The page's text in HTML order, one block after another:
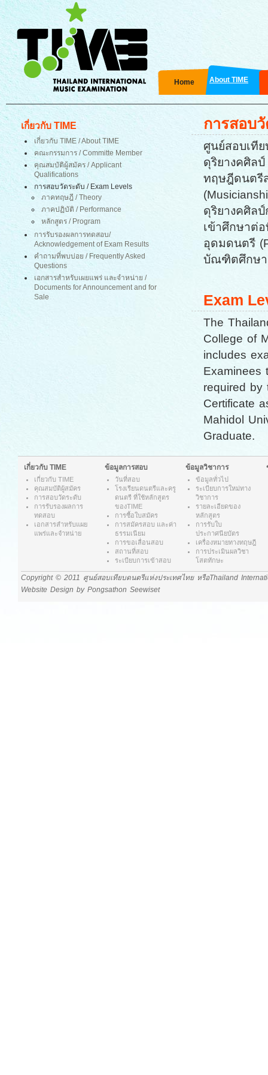
Home
About TIME
เกี่ยวกับ TIME
เกี่ยวกับ TIME / About TIME
คณะกรรมการ / Committe Member
คุณสมบัติผู้สมัคร / Applicant
Qualifications
การสอบวัดระดับ / Exam Levels
ภาคทฤษฎี / Theory
ภาคปฏิบัติ / Performance
หลักสูตร / Program
การรับรองผลการทดสอบ/
Acknowledgement of Exam Results
คำถามที่พบบ่อย / Frequently Asked
Questions
เอกสารสำหรับเผยแพร่ และจำหน่าย /
Documents for Announcement and for
Sale
การสอบ
ศูนย์สอบเที
ดุริยางคศิล
ทฤษฎีดนตรี
ดุริยางคศิล
เข้าศึกษาต่
อุดมดนตรี
บัณฑิตศึกษา
Exam
The
College of
includes
Examinees
required by
Certificate
Mahidol
Graduate.
เกี่ยวกับ TIME
เกี่ยวกับ TIME
คุณสมบัติผู้สมัคร
การสอบวัดระดับ
การรับรองผลการ
ทดสอบ
เอกสารสำหรับแผย
แพร่และจำหน่าย
ข้อมูลการสอบ
วันที่สอบ
โรงเรียนดนตรีและครู
ดนตรี ที่ใช้หลักสูตร
ของTIME
การซื้อใบสมัคร
การสมัครสอบ และค่า
ธรรมเนียม
การขอเลื่อนสอบ
สถานที่สอบ
ระเบียบการเข้าสอบ
ข้อมูลวิชาการ
ข้อมูลทั่วไป
ระเบียบการใหม่ทาง
วิชาการ
รายละเอียดของ
หลักสูตร
การรับใบ
ประกาศนียบัตร
เครื่องหมายทางทฤษฎี
การประเมินผลวิชา
โสตทักษะ
Copyright © 2011 ศูนย์สอบเทียบดนตรีแห่งประเทศไทย หรือThailand
Website Design by Pongsathon Seewiset